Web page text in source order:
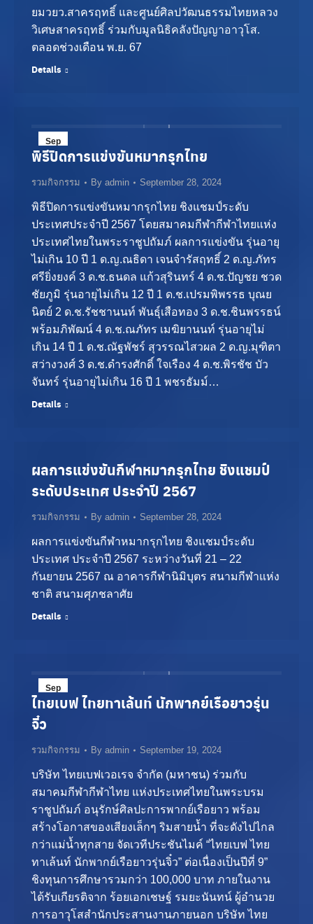
ยมวยว.สาครฤทธิ์ และศูนย์ศิลปวัฒนธรรมไทยหลวง
วิเศษสาครฤทธิ์ ร่วมกับมูลนิธิคลังปัญญาอาวุโส.
ตลอดช่วงเดือน พ.ย. 67
Details
Sep
28
2024
พิธีปิดการแข่งขันหมากรุกไทย
รวมกิจกรรม By admin September 28, 2024
พิธีปิดการแข่งขันหมากรุกไทย ชิงแชมป์ระดับ
ประเทศประจำปี 2567 โดยสมาคมกีฬากีฬาไทยแห่ง
ประเทศไทยในพระราชูปถัมภ์ ผลการแข่งขัน รุ่นอายุ
ไม่เกิน 10 ปี 1 ด.ญ.ณธิดา เจนจำรัสฤทธิ์ 2 ด.ญ.ภัทร
ศรียิ่งยงค์ 3 ด.ช.ธนดล แก้วสุรินทร์ 4 ด.ช.ปัญชย ชวด
ชัยภูมิ รุ่นอายุไม่เกิน 12 ปี 1 ด.ช.เปรมพิพรรธ บุณย
นิตย์ 2 ด.ช.รัชชานนท์ พันธุ์เสือทอง 3 ด.ช.ชินพรรธน์
พร้อมภิพัฒน์ 4 ด.ช.ณภัทร เมฆิยานนท์ รุ่นอายุไม่
เกิน 14 ปี 1 ด.ช.ณัฐพัชร์ สุวรรณไสวผล 2 ด.ญ.มุฑิตา
สว่างวงศ์ 3 ด.ช.ดำรงศักดิ์ ใจเรือง 4 ด.ช.พิรชัช บัว
จันทร์ รุ่นอายุไม่เกิน 16 ปี 1 พชรธัมม์…
Details
ผลการแข่งขันกีฬาหมากรุกไทย ชิงแชมป์
ระดับประเทศ ประจำปี 2567
รวมกิจกรรม By admin September 28, 2024
ผลการแข่งขันกีฬาหมากรุกไทย ชิงแชมป์ระดับ
ประเทศ ประจำปี 2567 ระหว่างวันที่ 21 – 22
กันยายน 2567 ณ อาคารกีฬานิมิบุตร สนามกีฬาแห่ง
ชาติ สนามศุภชลาศัย
Details
Sep
19
2024
ไทยเบฟ ไทยทาเล้นท์ นักพากย์เรือยาวรุ่น
จิ๋ว
รวมกิจกรรม By admin September 19, 2024
บริษัท ไทยเบฟเวอเรจ จำกัด (มหาชน) ร่วมกับ
สมาคมกีฬากีฬาไทย แห่งประเทศไทยในพระบรม
ราชูปถัมภ์ อนุรักษ์ศิลปะการพากย์เรือยาว พร้อม
สร้างโอกาสของเสียงเล็กๆ ริมสายน้ำ ที่จะดังไปไกล
กว่าแม่น้ำทุกสาย จัดเวทีประชันไมค์ “ไทยเบฟ ไทย
ทาเล้นท์ นักพากย์เรือยาวรุ่นจิ๋ว” ต่อเนื่องเป็นปีที่ 9”
ชิงทุนการศึกษารวมกว่า 100,000 บาท ภายในงาน
ได้รับเกียรติจาก ร้อยเอกเชษฐ์ รมยะนันทน์ ผู้อำนวย
การอาวุโสสำนักประสานงานภายนอก บริษัท ไทย